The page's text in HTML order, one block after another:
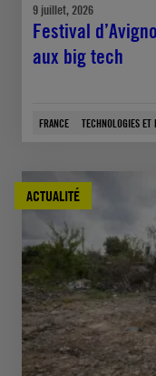
9 juillet, 2026
Festival
aux big tech
FRANCE TECHNOLOGIES
ACTUALITÉ